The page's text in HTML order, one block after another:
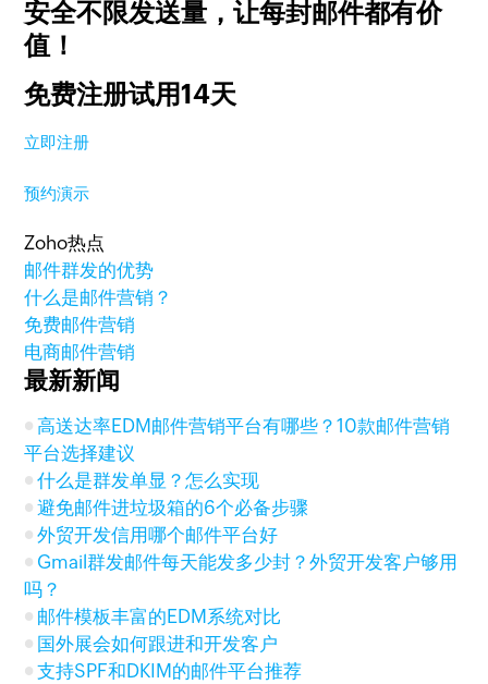
安全不限发送量，让每封邮件都有价
值！
免费注册试用14天
立即注册
预约演示
Zoho热点
邮件群发的优势
什么是邮件营销？
免费邮件营销
电商邮件营销
最新新闻
高送达率EDM邮件营销平台有哪些？10款邮件营销
平台选择建议
什么是群发单显？怎么实现
避免邮件进垃圾箱的6个必备步骤
外贸开发信用哪个邮件平台好
Gmail群发邮件每天能发多少封？外贸开发客户够用
吗？
邮件模板丰富的EDM系统对比
国外展会如何跟进和开发客户
支持SPF和DKIM的邮件平台推荐